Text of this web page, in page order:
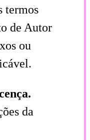
termos
de Autor
ou
da